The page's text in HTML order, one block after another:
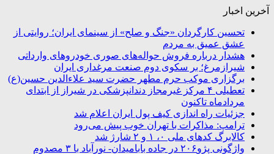
آخرین اخبار
تحسین کارگردان «جنگ و صلح» از سینمای ایران؛ روایتی از
عشق عمیق به مردم
هشدار درباره فروش حواله‌های صوری خودروهای وارداتی
شیرازمرغ؛ بر سکوی دوم صنعت مرغداری ایران
برگزاری موکب حرم مطهر حضرت سید علاءالدین حسین(ع)
تعطیلی ۴ مرکز غیرمجاز دندانپزشکی در شیراز از ابتدای
مردادماه تاکنون
جزئیات راه اندازی کیف پول ایران اعلام شد
ترامپ: مذاکرات با تهران خوب پیش می‌رود
کالابرگ کدهای ملی ۰، ۱ و ۲ شارژ شد
واژگونی پژو۲۰۶ در جاده بابامیدان- نورآباد با ۳ مصدوم